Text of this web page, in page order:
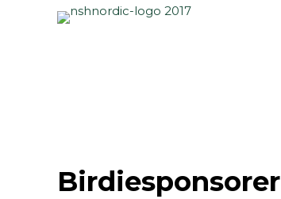
Birdiesponsorer